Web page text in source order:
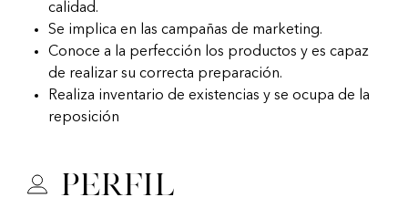
calidad.
Se implica en las campañas de marketing.
Conoce a la perfección los productos y es capaz
de realizar su correcta preparación.
Realiza inventario de existencias y se ocupa de la
reposición
Perfil